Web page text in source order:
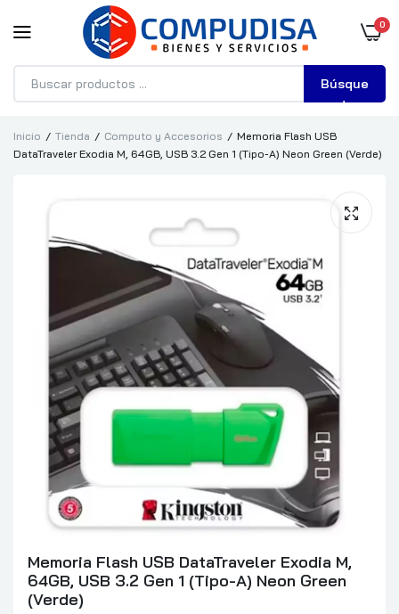
0
Búsque
da
Inicio Tienda Computo y Accesorios
Memoria Flash USB
DataTraveler Exodia M, 64GB, USB 3.2 Gen 1 (Tipo-A) Neon Green (Verde)
Memoria Flash USB DataTraveler Exodia M,
64GB, USB 3.2 Gen 1 (Tipo-A) Neon Green
(Verde)